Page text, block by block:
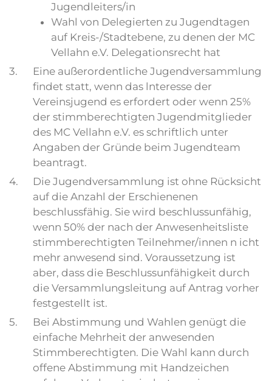
Jugendleiters/in
Wahl von Delegierten zu Jugendtagen
auf Kreis-/Stadtebene, zu denen der MC
Vellahn e.V. Delegationsrecht hat
3.
Eine außerordentliche Jugendversammlung
findet statt, wenn das lnteresse der
Vereinsjugend es erfordert oder wenn 25%
der stimmberechtigten Jugendmitglieder
des MC Vellahn e.V. es schriftlich unter
Angaben der Gründe beim Jugendteam
beantragt.
4.
Die Jugendversammlung ist ohne Rücksicht
auf die Anzahl der Erschienenen
beschlussfähig. Sie wird beschlussunfähig,
wenn 50% der nach der Anwesenheitsliste
stimmberechtigten Teilnehmer/innen n icht
mehr anwesend sind. Voraussetzung ist
aber, dass die Beschlussunfähigkeit durch
die Versammlungsleitung auf Antrag vorher
festgestellt ist.
5.
Bei Abstimmung und Wahlen genügt die
einfache Mehrheit der anwesenden
Stimmberechtigten. Die Wahl kann durch
offene Abstimmung mit Handzeichen